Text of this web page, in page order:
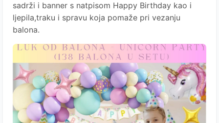
sadrži i banner s natpisom Happy Birthday kao i
ljepila,traku i spravu koja pomaže pri vezanju
balona.